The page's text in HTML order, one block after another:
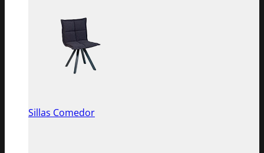
Sillas Comedor